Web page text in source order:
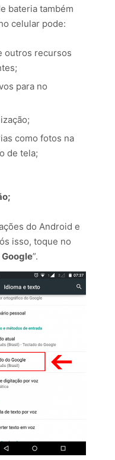
bateria também
celular pode:
outros recursos
para no
como fotos na
de tela;
do Android e
isso, toque no
”.